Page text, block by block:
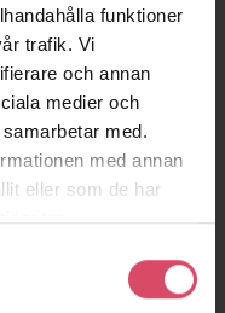
funktioner
trafik. Vi
och annan
medier och
med.
med annan
eller som de har